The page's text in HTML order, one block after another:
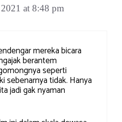
at 8:48 pm
mereka bicara
berantem
seperti
sebenarnya tidak. Hanya
jadi gak nyaman